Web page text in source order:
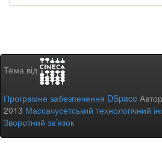
Тема від
Програмне забезпечення DSpace
2013 Массачусетський технологічний
Зворотний зв’язок